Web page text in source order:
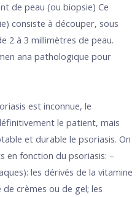
de peau (ou biopsie) Ce
consiste à découper, sous
2 à 3 millimètres de peau.
ana pathologique pour
est inconnue, le
le patient, mais
et durable le psoriasis. On
en fonction du psoriasis: –
les dérivés de la vitamine
crèmes ou de gel; les